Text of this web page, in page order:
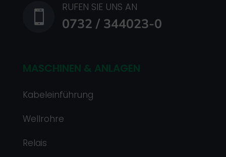

RUFEN SIE UNS AN
0732 / 344023-0
MASCHINEN & ANLAGEN
Kabeleinführung
Wellrohre
Relais